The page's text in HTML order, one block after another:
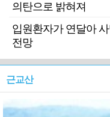
의탄으로 밝혀져
입원환자가 연달아
전망
근교산